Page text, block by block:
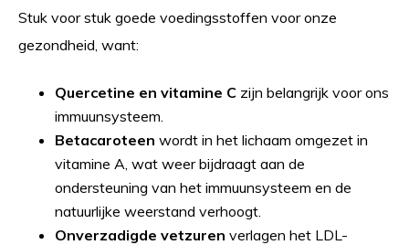
Stuk voor stuk goede voedingsstoffen voor onze
gezondheid, want:
Quercetine en vitamine C zijn belangrijk voor ons
immuunsysteem.
Betacaroteen wordt in het lichaam omgezet in
vitamine A, wat weer bijdraagt aan de
ondersteuning van het immuunsysteem en de
natuurlijke weerstand verhoogt.
Onverzadigde vetzuren verlagen het LDL-